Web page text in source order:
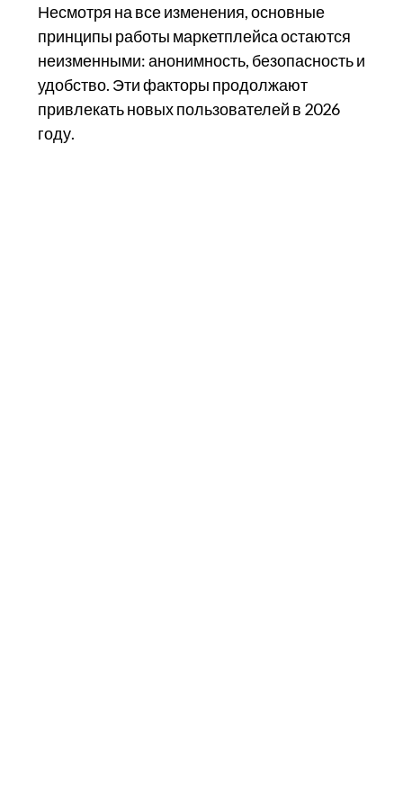
Несмотря на все изменения, основные
принципы работы маркетплейса остаются
неизменными: анонимность, безопасность и
удобство. Эти факторы продолжают
привлекать новых пользователей в 2026
году.